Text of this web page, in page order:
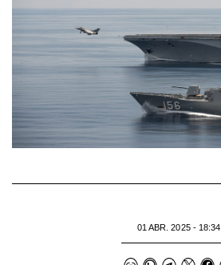
01 ABR. 2025 - 18:34